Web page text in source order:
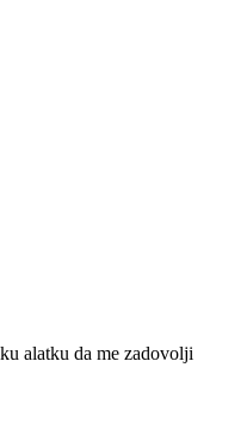
alatku da me zadovolji